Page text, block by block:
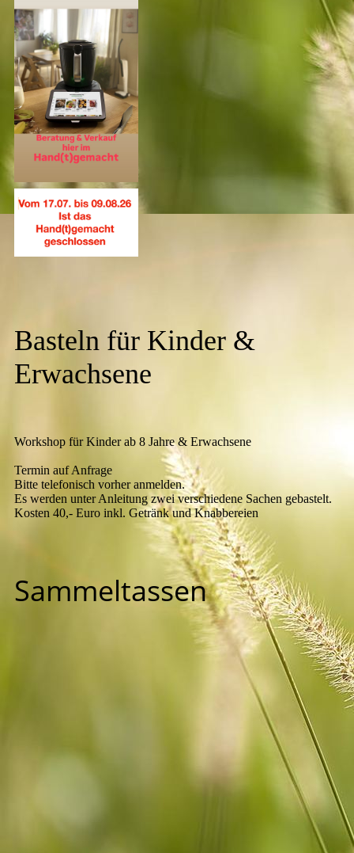
Basteln für Kinder &
Erwachsene
Workshop für Kinder ab 8 Jahre & Erwachsene
Termin auf Anfrage
Bitte telefonisch vorher anmelden.
Es werden unter Anleitung zwei verschiedene Sachen gebastelt.
Kosten 40,- Euro inkl. Getränk und Knabbereien
Sammeltassen